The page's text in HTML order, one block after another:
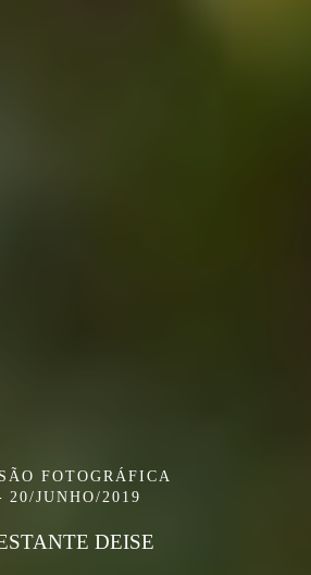
FOTOGRÁFICA
20/JUNHO/2019
DEISE